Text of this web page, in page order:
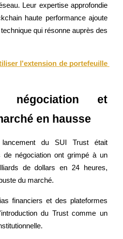
et des commissions de copy
Leur expertise approfondie
haute performance ajoute
qui résonne auprès des
l'extension de portefeuille
négociation et
en hausse
du SUI Trust était
de négociation ont grimpé à un
de dollars en 24 heures,
du marché.
financiers et des plateformes
du Trust comme un